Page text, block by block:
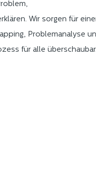
Wir sorgen für
Problemanalyse
für alle überschaubar.